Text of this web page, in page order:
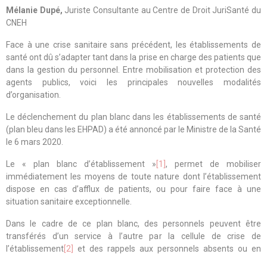
Mélanie Dupé, Juriste Consultante au Centre de Droit JuriSanté du
CNEH
Face à une crise sanitaire sans précédent, les établissements de
santé ont dû s’adapter tant dans la prise en charge des patients que
dans la gestion du personnel. Entre mobilisation et protection des
agents publics, voici les principales nouvelles modalités
d’organisation.
Le déclenchement du plan blanc dans les établissements de santé
(plan bleu dans les EHPAD) a été annoncé par le Ministre de la Santé
le 6 mars 2020.
Le « plan blanc d’établissement » [1] , permet de mobiliser
immédiatement les moyens de toute nature dont l’établissement
dispose en cas d’afflux de patients, ou pour faire face à une
situation sanitaire exceptionnelle.
Dans le cadre de ce plan blanc, des personnels peuvent être
transférés d’un service à l’autre par la cellule de crise de
l’établissement [2]
et des rappels aux personnels absents ou en